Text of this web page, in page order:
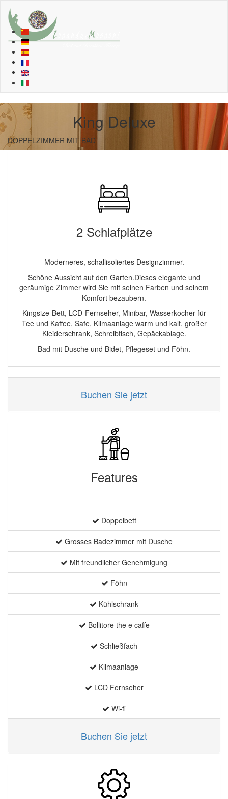
King Deluxe
DOPPELZIMMER MIT BAD
2 Schlafplätze
Moderneres, schallisoliertes Designzimmer.
Schöne Aussicht auf den Garten.Dieses elegante und
geräumige Zimmer wird Sie mit seinen Farben und seinem
Komfort bezaubern.
Kingsize-Bett, LCD-Fernseher, Minibar, Wasserkocher für
Tee und Kaffee, Safe, Klimaanlage warm und kalt, großer
Kleiderschrank, Schreibtisch, Gepäckablage.
Bad mit Dusche und Bidet, Pflegeset und Föhn.
Buchen Sie jetzt
Features
Doppelbett
Grosses Badezimmer mit Dusche
Mit freundlicher Genehmigung
Föhn
Kühlschrank
Bollitore the e caffe
Schließfach
Klimaanlage
LCD Fernseher
Wi-fi
Buchen Sie jetzt